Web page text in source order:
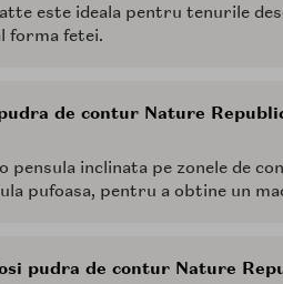
este ideala pentru tenurile
forma fetei.
de contur Nature
pensula inclinata pe zonele de
pufoasa, pentru a obtine un
pudra de contur Nature